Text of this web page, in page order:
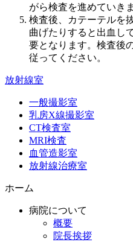
がら検査を進めていき
検査後、カテーテルを
曲げたりすると出血し
要となります。検査後
従ってください。
放射線室
一般撮影室
乳房X線撮影室
CT検査室
MRI検査
血管造影室
放射線治療室
ホーム
病院について
概要
院長挨拶